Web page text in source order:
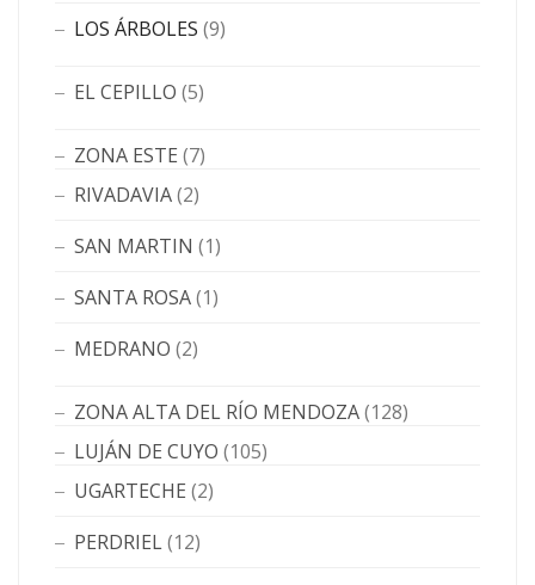
LOS ÁRBOLES (9)
EL CEPILLO (5)
ZONA ESTE (7)
RIVADAVIA(2)
SAN MARTIN (1)
SANTA ROSA(1)
MEDRANO (2)
ZONA ALTA DEL RÍO MENDOZA(128)
LUJÁN DE CUYO (105)
UGARTECHE (2)
PERDRIEL(12)